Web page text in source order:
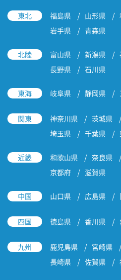
東北 福島県 山形県
岩手県
青森県
北陸 富山県 新潟県
長野県
石川県
東海 岐阜県 静岡県
関東 神奈川県 茨城県
埼玉県
千葉県
近畿 和歌山県 奈良県
京都府
滋賀県
中国 山口県 広島県
四国 徳島県 香川県
九州 鹿児島県 宮崎県
長崎県
佐賀県